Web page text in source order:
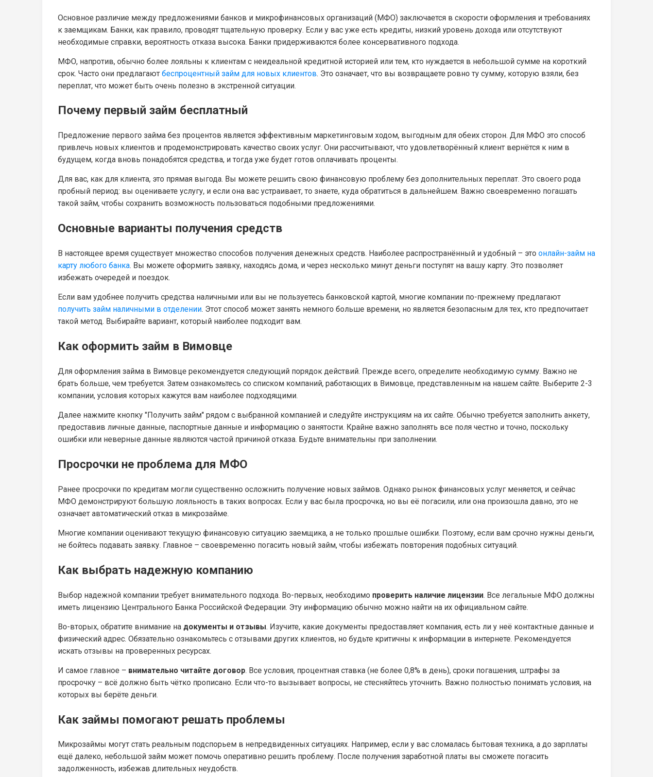
Основное различие между предложениями банков и микрофинансовых организаций (МФО) заключается в скорости оформления и требованиях
к заемщикам. Банки, как правило, проводят тщательную проверку. Если у вас уже есть кредиты, низкий уровень дохода или отсутствуют
необходимые справки, вероятность отказа высока. Банки придерживаются более консервативного подхода.
МФО, напротив, обычно более лояльны к клиентам с неидеальной кредитной историей или тем, кто нуждается в небольшой сумме на короткий
срок. Часто они предлагают беспроцентный займ для новых клиентов. Это означает, что вы возвращаете ровно ту сумму, которую взяли, без
переплат, что может быть очень полезно в экстренной ситуации.
Почему первый займ бесплатный
Предложение первого займа без процентов является эффективным маркетинговым ходом, выгодным для обеих сторон. Для МФО это способ
привлечь новых клиентов и продемонстрировать качество своих услуг. Они рассчитывают, что удовлетворённый клиент вернётся к ним в
будущем, когда вновь понадобятся средства, и тогда уже будет готов оплачивать проценты.
Для вас, как для клиента, это прямая выгода. Вы можете решить свою финансовую проблему без дополнительных переплат. Это своего рода
пробный период: вы оцениваете услугу, и если она вас устраивает, то знаете, куда обратиться в дальнейшем. Важно своевременно погашать
такой займ, чтобы сохранить возможность пользоваться подобными предложениями.
Основные варианты получения средств
В настоящее время существует множество способов получения денежных средств. Наиболее распространённый и удобный – это онлайн-займ на
карту любого банка. Вы можете оформить заявку, находясь дома, и через несколько минут деньги поступят на вашу карту. Это позволяет
избежать очередей и поездок.
Если вам удобнее получить средства наличными или вы не пользуетесь банковской картой, многие компании по-прежнему предлагают
получить займ наличными в отделении. Этот способ может занять немного больше времени, но является безопасным для тех, кто предпочитает
такой метод. Выбирайте вариант, который наиболее подходит вам.
Как оформить займ в Вимовце
Для оформления займа в Вимовце рекомендуется следующий порядок действий. Прежде всего, определите необходимую сумму. Важно не
брать больше, чем требуется. Затем ознакомьтесь со списком компаний, работающих в Вимовце, представленным на нашем сайте. Выберите 2-3
компании, условия которых кажутся вам наиболее подходящими.
Далее нажмите кнопку "Получить займ" рядом с выбранной компанией и следуйте инструкциям на их сайте. Обычно требуется заполнить анкету,
предоставив личные данные, паспортные данные и информацию о занятости. Крайне важно заполнять все поля честно и точно, поскольку
ошибки или неверные данные являются частой причиной отказа. Будьте внимательны при заполнении.
Просрочки не проблема для МФО
Ранее просрочки по кредитам могли существенно осложнить получение новых займов. Однако рынок финансовых услуг меняется, и сейчас
МФО демонстрируют большую лояльность в таких вопросах. Если у вас была просрочка, но вы её погасили, или она произошла давно, это не
означает автоматический отказ в микрозайме.
Многие компании оценивают текущую финансовую ситуацию заемщика, а не только прошлые ошибки. Поэтому, если вам срочно нужны деньги,
не бойтесь подавать заявку. Главное – своевременно погасить новый займ, чтобы избежать повторения подобных ситуаций.
Как выбрать надежную компанию
Выбор надежной компании требует внимательного подхода. Во-первых, необходимо проверить наличие лицензии. Все легальные МФО должны
иметь лицензию Центрального Банка Российской Федерации. Эту информацию обычно можно найти на их официальном сайте.
Во-вторых, обратите внимание на документы и отзывы. Изучите, какие документы предоставляет компания, есть ли у неё контактные данные и
физический адрес. Обязательно ознакомьтесь с отзывами других клиентов, но будьте критичны к информации в интернете. Рекомендуется
искать отзывы на проверенных ресурсах.
И самое главное – внимательно читайте договор. Все условия, процентная ставка (не более 0,8% в день), сроки погашения, штрафы за
просрочку – всё должно быть чётко прописано. Если что-то вызывает вопросы, не стесняйтесь уточнить. Важно полностью понимать условия, на
которых вы берёте деньги.
Как займы помогают решать проблемы
Микрозаймы могут стать реальным подспорьем в непредвиденных ситуациях. Например, если у вас сломалась бытовая техника, а до зарплаты
ещё далеко, небольшой займ может помочь оперативно решить проблему. После получения заработной платы вы сможете погасить
задолженность, избежав длительных неудобств.